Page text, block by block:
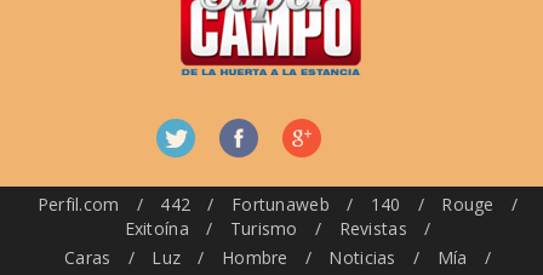
Perfil.com / 442 / Fortunaweb / 140 / Rouge
/
Exitoína
/ Turismo / Revistas
/
Caras
/ Luz / Hombre / Noticias / Mía
/